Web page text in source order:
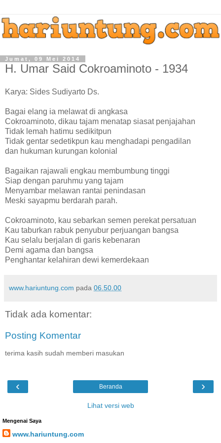
Jumat, 09 Mei 2014
H. Umar Said Cokroaminoto - 1934
Karya: Sides Sudiyarto Ds.
Bagai elang ia melawat di angkasa
Cokroaminoto, dikau tajam menatap siasat penjajahan
Tidak lemah hatimu sedikitpun
Tidak gentar sedetikpun kau menghadapi pengadilan
dan hukuman kurungan kolonial
Bagaikan rajawali engkau membumbung tinggi
Siap dengan paruhmu yang tajam
Menyambar melawan rantai penindasan
Meski sayapmu berdarah parah.
Cokroaminoto, kau sebarkan semen perekat persatuan
Kau taburkan rabuk penyubur perjuangan bangsa
Kau selalu berjalan di garis kebenaran
Demi agama dan bangsa
Penghantar kelahiran dewi kemerdekaan
www.hariuntung.com pada 06.50.00
Tidak ada komentar:
Posting Komentar
terima kasih sudah memberi masukan
‹ ›
Beranda
Lihat versi web
Mengenai Saya
www.hariuntung.com